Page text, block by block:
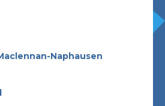
Naphausen